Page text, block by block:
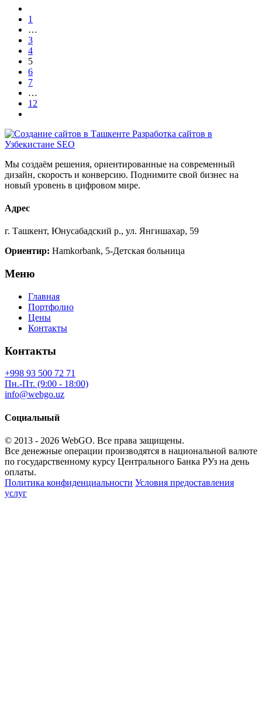
1
…
3
4
5
6
7
…
12
Мы создаём решения, ориентированные на современный
дизайн, скорость и конверсию. Поднимите свой бизнес на
новый уровень в цифровом мире.
Адрес
г. Ташкент, Юнусабадский р., ул. Янгишахар, 59
Ориентир: Hamkorbank, 5-Детская больница
Меню
Главная
Портфолио
Цены
Контакты
Контакты
+998 93 500 72 71
Пн.-Пт. (9:00 - 18:00)
info@webgo.uz
Социальный
© 2013 - 2026 WebGO. Все права защищены.
Все денежные операции производятся в национальной валюте
по государственному курсу Центрального Банка РУз на день
оплаты.
Политика конфиденциальности Условия предоставления
услуг